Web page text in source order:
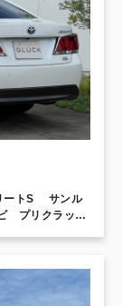
ートS サンル
プリクラッシ